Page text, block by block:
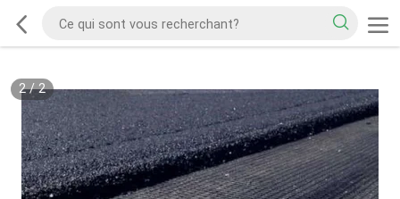
2/2